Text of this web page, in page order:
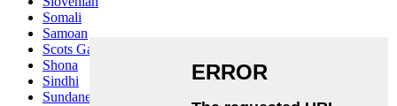
Somali
Samoan
Scots Gaelic
Shona
Sindhi
Sundanese